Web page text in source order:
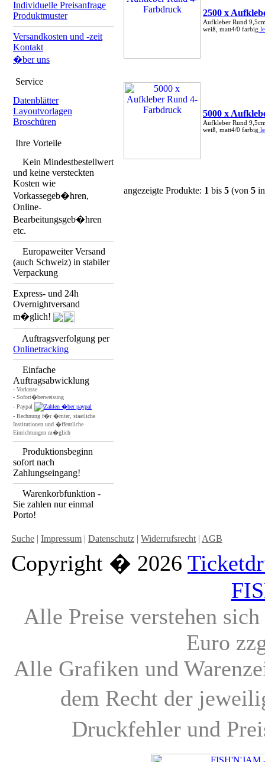
Individuelle Preisanfrage
Produktmuster
Versandkosten und -zeit
Kontakt
�ber uns
Service
Datenblätter
Layoutvorlagen
Broschüren
Ihre Vorteile
Kein Mindestbestellwert
und keine versteckten
Kosten wie
Vorkassegeb�hren,
Online-
Bearbeitungsgeb�hren
etc.
Europaweiter Versand
(auch Schweiz) in stabiler
Verpackung
Express- und 24h
Overnightversand
m�glich!
Auftragsverfolgung per
Onlinetracking
Einfache
Auftragsabwicklung
- Vorkasse
- Sofort�berweisung
- Paypal
- Rechnung f�r �mter, staatliche
Institutionen und �ffentliche
Einrichtungen m�glich
Produktionsbeginn
sofort nach
Zahlungseingang!
Warenkorbfunktion -
Sie zahlen nur einmal
Porto!
2500 x
Aufkleber Rund
weiß, matt4/0 farbig
5000 x
Aufkleber Rund
weiß, matt4/0 farbig
angezeigte Produkte: 1 bis 5 (von 5
Suche | Impressum | Datenschutz | Widerrufsrecht | AGB
Copyright � 2026
Alle Preise verstehen
Euro
Alle Grafiken und
dem Recht der
Druckfehler und